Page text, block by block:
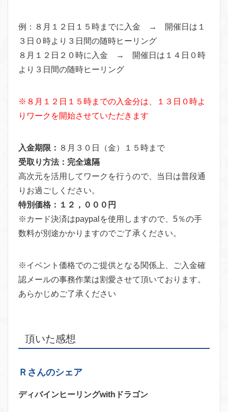
例：８月１２日１５時までに入金 → 開催日は１
３日０時より３日間の随時ヒーリング
８月１２日２０時に入金 → 開催日は１４日０時
より３日間の随時ヒーリング
※８月１２日１５時までの入金分は、１３日０時よ
りワークを開始させていただきます
入金期限： ８月３０日（金）１５時まで
受取り方法：完全遠隔
高次元を活用してワークを行うので、当日は普段通
りお過ごしください。
特別価格：１２，０００円
※カード決済はpaypalを使用しますので、5％の手
数料が別途かかりますのでご了承ください。
※イベント価格でのご提供となる関係上、ご入金確
認メールの事務作業は割愛させて頂いております。
あらかじめご了承ください
頂いた感想
Ｒさんのシェア
ディバインヒーリングwithドラゴン